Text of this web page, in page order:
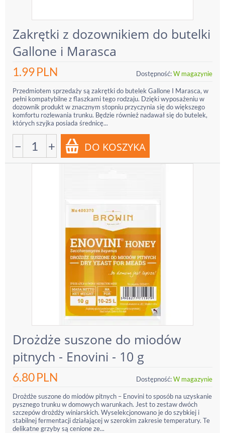
Zakrętki z dozownikiem do butelki
Gallone i Marasca
1.99PLN Dostępność:W magazynie
Przedmiotem sprzedaży są zakrętki do butelek Gallone I Marasca, w
pełni kompatybilne z flaszkami tego rodzaju. Dzięki wyposażeniu w
dozownik produkt w znacznym stopniu przyczynia się do większego
komfortu rozlewania trunku. Będzie również nadawał się do butelek,
których szyjka posiada średnicę...
− +
Drożdże suszone do miodów
pitnych - Enovini - 10 g
6.80PLN Dostępność:W magazynie
Drożdże suszone do miodów pitnych – Enovini to sposób na uzyskanie
pysznego trunku w domowych warunkach. Jest to zestaw dwóch
szczepów drożdży winiarskich. Wyselekcjonowano je do szybkiej i
stabilnej fermentacji działającej w szerokim zakresie temperatury. Te
delikatne grzyby są cenione ze...